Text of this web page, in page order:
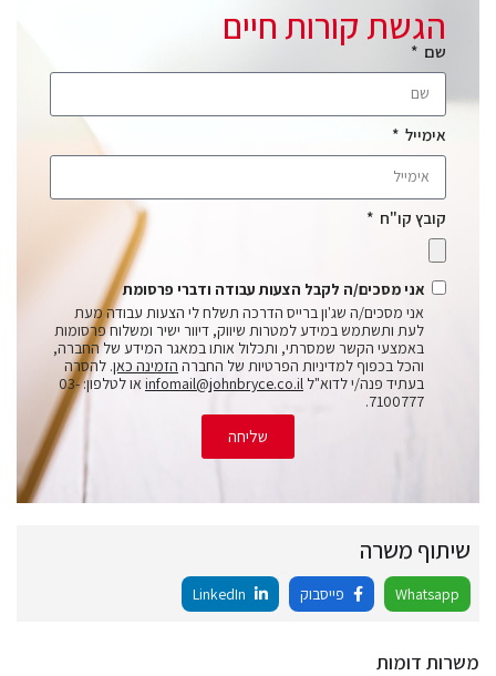
הגשת קורות חיים
שם
אימייל
קובץ קו"ח
אני מסכים/ה לקבל הצעות עבודה ודברי פרסומת
אני מסכים/ה שג'ון ברייס הדרכה תשלח לי הצעות עבודה מעת
לעת ותשתמש במידע למטרות שיווק, דיוור ישיר ומשלוח פרסומות
באמצעי הקשר שמסרתי, ותכלול אותו במאגר המידע של החברה,
והכל בכפוף למדיניות הפרטיות של החברה הזמינה כאן. להסרה
בעתיד פנה/י לדוא"ל infomail@johnbryce.co.il
או לטלפון: 03-
7100777.
שליחה
שיתוף משרה
Whatsapp פייסבוק
משרות דומות